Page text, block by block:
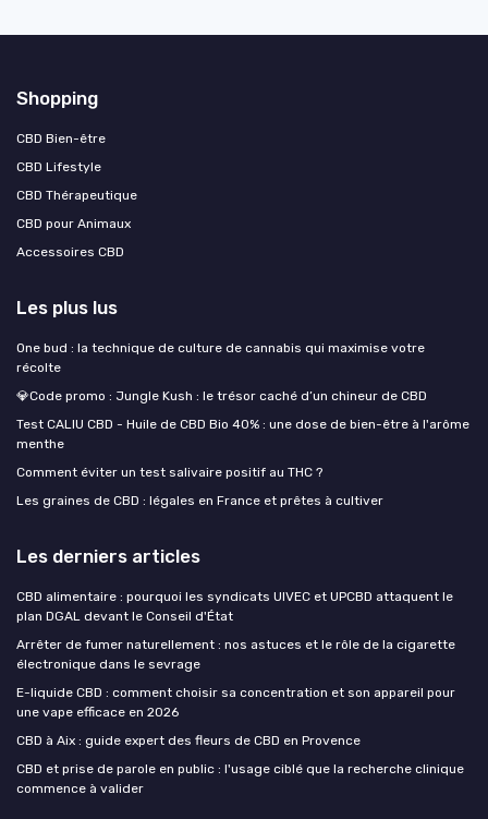
Shopping
CBD Bien-être
CBD Lifestyle
CBD Thérapeutique
CBD pour Animaux
Accessoires CBD
Les plus lus
One bud : la technique de culture de cannabis qui maximise votre
récolte
💎Code promo : Jungle Kush : le trésor caché d’un chineur de CBD
Test CALIU CBD - Huile de CBD Bio 40% : une dose de bien-être à l'arôme
menthe
Comment éviter un test salivaire positif au THC ?
Les graines de CBD : légales en France et prêtes à cultiver
Les derniers articles
CBD alimentaire : pourquoi les syndicats UIVEC et UPCBD attaquent le
plan DGAL devant le Conseil d'État
Arrêter de fumer naturellement : nos astuces et le rôle de la cigarette
électronique dans le sevrage
E-liquide CBD : comment choisir sa concentration et son appareil pour
une vape efficace en 2026
CBD à Aix : guide expert des fleurs de CBD en Provence
CBD et prise de parole en public : l'usage ciblé que la recherche clinique
commence à valider